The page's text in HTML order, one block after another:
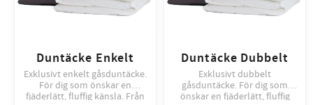
Duntäcke Enkelt
Exklusivt enkelt gåsduntäcke.
För dig som önskar en
fjäderlätt, fluffig känsla. Från
Duntäcke Dubbelt
Exklusivt dubbelt
gåsduntäcke. För dig som
önskar en fjäderlätt, fluffig